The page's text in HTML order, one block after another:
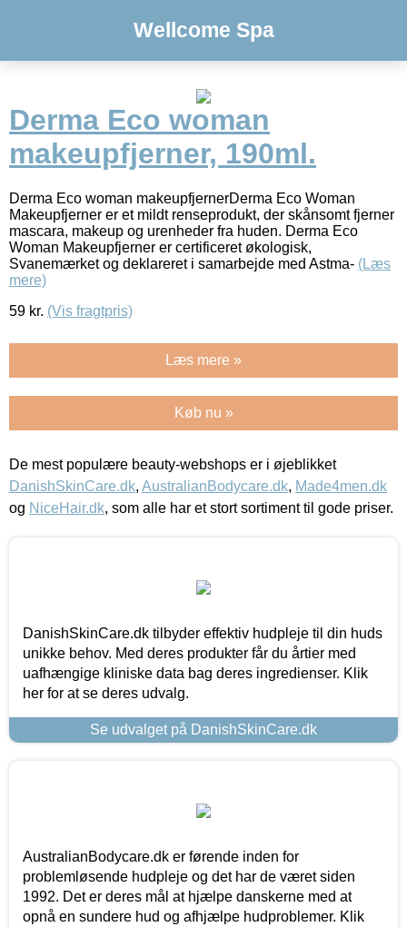
Wellcome Spa
Derma Eco woman
makeupfjerner, 190ml.
Derma Eco woman makeupfjernerDerma Eco Woman
Makeupfjerner er et mildt renseprodukt, der skånsomt fjerner
mascara, makeup og urenheder fra huden. Derma Eco
Woman Makeupfjerner er certificeret økologisk,
Svanemærket og deklareret i samarbejde med Astma- (Læs
mere)
59 kr. (Vis fragtpris)
Læs mere »
Køb nu »
De mest populære beauty-webshops er i øjeblikket
DanishSkinCare.dk, AustralianBodycare.dk, Made4men.dk
og NiceHair.dk, som alle har et stort sortiment til gode priser.
DanishSkinCare.dk tilbyder effektiv hudpleje til din huds
unikke behov. Med deres produkter får du årtier med
uafhængige kliniske data bag deres ingredienser. Klik
her for at se deres udvalg.
Se udvalget på DanishSkinCare.dk
AustralianBodycare.dk er førende inden for
problemløsende hudpleje og det har de været siden
1992. Det er deres mål at hjælpe danskerne med at
opnå en sundere hud og afhjælpe hudproblemer. Klik